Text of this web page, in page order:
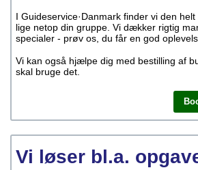
I Guideservice·Danmark finder vi den
lige netop din gruppe. Vi dækker rigtig
specialer - prøv os, du får en god
Vi kan også hjælpe dig med bestilling af
skal bruge det.
Vi løser bl.a.